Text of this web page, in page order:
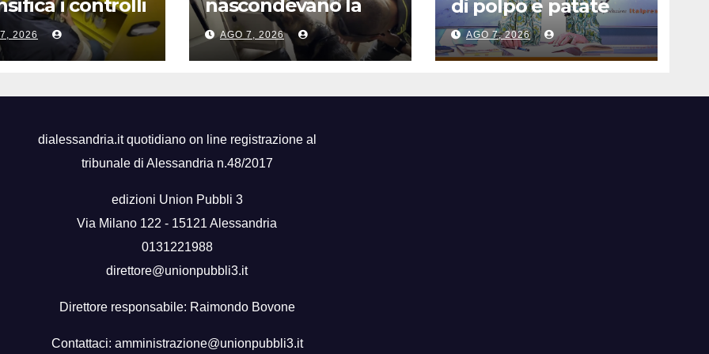
i controlli
di
6
2026
nascondevano la
droga in un
frigorifero. Due
arresti
AGO 7, 2026
di polpo e patate
AGO 7, 2026
dialessandria.it quotidiano on line registrazione al
tribunale di Alessandria n.48/2017
edizioni Union Pubbli 3
Via Milano 122 - 15121 Alessandria
0131221988
direttore@unionpubbli3.it
Direttore responsabile: Raimondo Bovone
Contattaci: amministrazione@unionpubbli3.it